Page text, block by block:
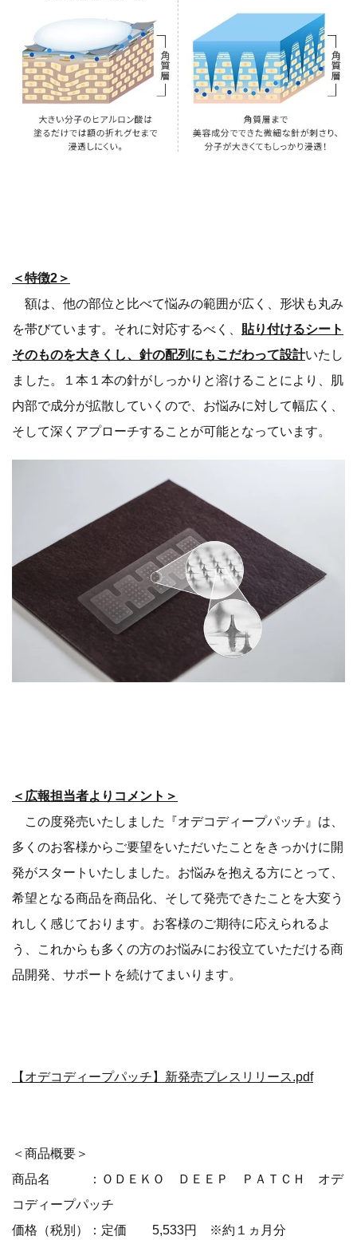
＜特徴2＞
額は、他の部位と比べて悩みの範囲が広く、形状も丸み
を帯びています。それに対応するべく、 貼り付けるシート
そのものを大きくし、針の配列にもこだわって設計いたし
ました。１本１本の針がしっかりと溶けることにより、肌
内部で成分が拡散していくので、お悩みに対して幅広く、
そして深くアプローチすることが可能となっています。
＜広報担当者よりコメント＞
この度発売いたしました『オデコディープパッチ』は、
多くのお客様からご要望をいただいたことをきっかけに開
発がスタートいたしました。お悩みを抱える方にとって、
希望となる商品を商品化、そして発売できたことを大変う
れしく感じております。お客様のご期待に応えられるよ
う、これからも多くの方のお悩みにお役立ていただける商
品開発、サポートを続けてまいります。
【オデコディープパッチ】新発売プレスリリース.pdf
＜商品概要＞
商品名 ：ＯＤＥＫＯ ＤＥＥＰ ＰＡＴＣＨ オデ
コディープパッチ
価格（税別）：定価 5,533円 ※約１ヵ月分